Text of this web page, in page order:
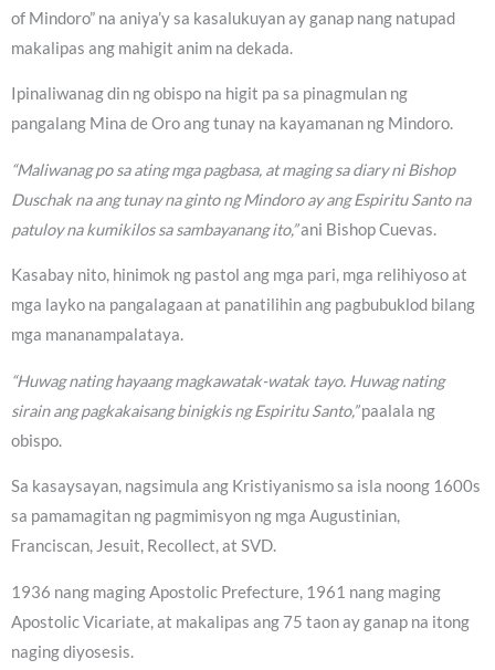
of Mindoro” na aniya’y sa kasalukuyan ay ganap nang natupad
makalipas ang mahigit anim na dekada.
Ipinaliwanag din ng obispo na higit pa sa pinagmulan ng
pangalang Mina de Oro ang tunay na kayamanan ng Mindoro.
“Maliwanag po sa ating mga pagbasa, at maging sa diary ni Bishop
Duschak na ang tunay na ginto ng Mindoro ay ang Espiritu Santo na
patuloy na kumikilos sa sambayanang ito,”ani Bishop Cuevas.
Kasabay nito, hinimok ng pastol ang mga pari, mga relihiyoso at
mga layko na pangalagaan at panatilihin ang pagbubuklod bilang
mga mananampalataya.
“Huwag nating hayaang magkawatak-watak tayo. Huwag nating
sirain ang pagkakaisang binigkis ng Espiritu Santo,”paalala ng
obispo.
Sa kasaysayan, nagsimula ang Kristiyanismo sa isla noong 1600s
sa pamamagitan ng pagmimisyon ng mga Augustinian,
Franciscan, Jesuit, Recollect, at SVD.
1936 nang maging Apostolic Prefecture, 1961 nang maging
Apostolic Vicariate, at makalipas ang 75 taon ay ganap na itong
naging diyosesis.